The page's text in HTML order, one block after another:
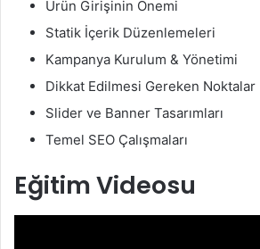
Ürün Girişinin Önemi
Statik İçerik Düzenlemeleri
Kampanya Kurulum & Yönetimi
Dikkat Edilmesi Gereken Noktalar
Slider ve Banner Tasarımları
Temel SEO Çalışmaları
Eğitim Videosu